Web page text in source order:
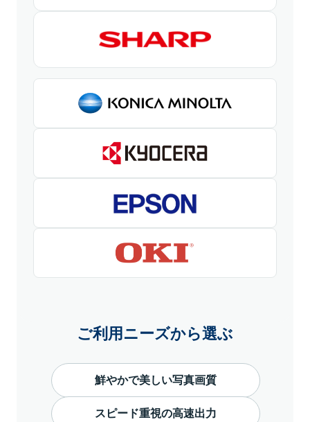
ご利用ニーズから選ぶ
鮮やかで美しい写真画質
スピード重視の高速出力